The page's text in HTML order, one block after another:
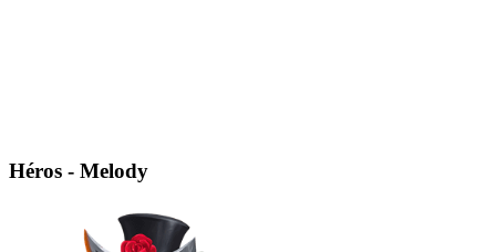
Héros - Melody